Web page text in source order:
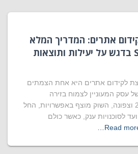
אתרים: המדריך המלא
לבחירת ספק SEO בדגש על יעילות ותוצאות
לקידום אתרים היא אחת הצמתים
עסק המעוניין לצמוח בזירה
הדיגיטלית. בשנת 2026 וצפונה, השוק מוצף באפשרויות, החל
לסוכנויות ענק, כאשר כולם
Read